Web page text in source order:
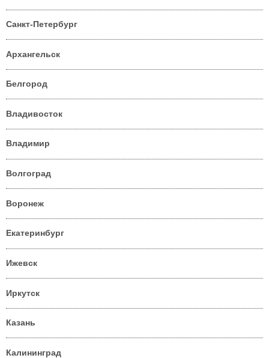
Санкт-Петербург
Архангельск
Белгород
Владивосток
Владимир
Волгоград
Воронеж
Екатеринбург
Ижевск
Иркутск
Казань
Калининград